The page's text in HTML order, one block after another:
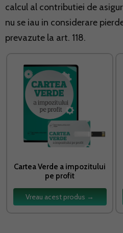
calcul al contributiei de
nu se iau in considerare
prevazute la art. 118.
Cartea Verde a impozitului
pe profit
Vreau acest produs →